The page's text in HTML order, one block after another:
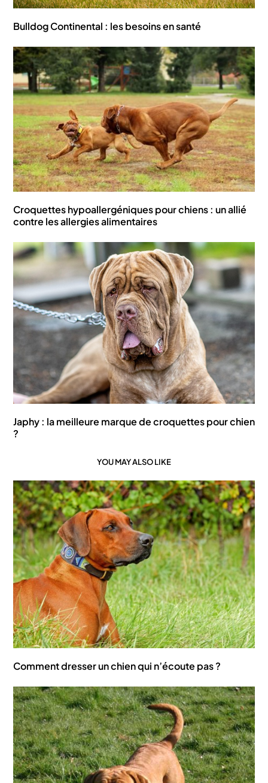
Bulldog Continental : les besoins en santé
Croquettes hypoallergéniques pour chiens : un allié
contre les allergies alimentaires
Japhy : la meilleure marque de croquettes pour chien
?
YOU MAY ALSO LIKE
Comment dresser un chien qui n’écoute pas ?